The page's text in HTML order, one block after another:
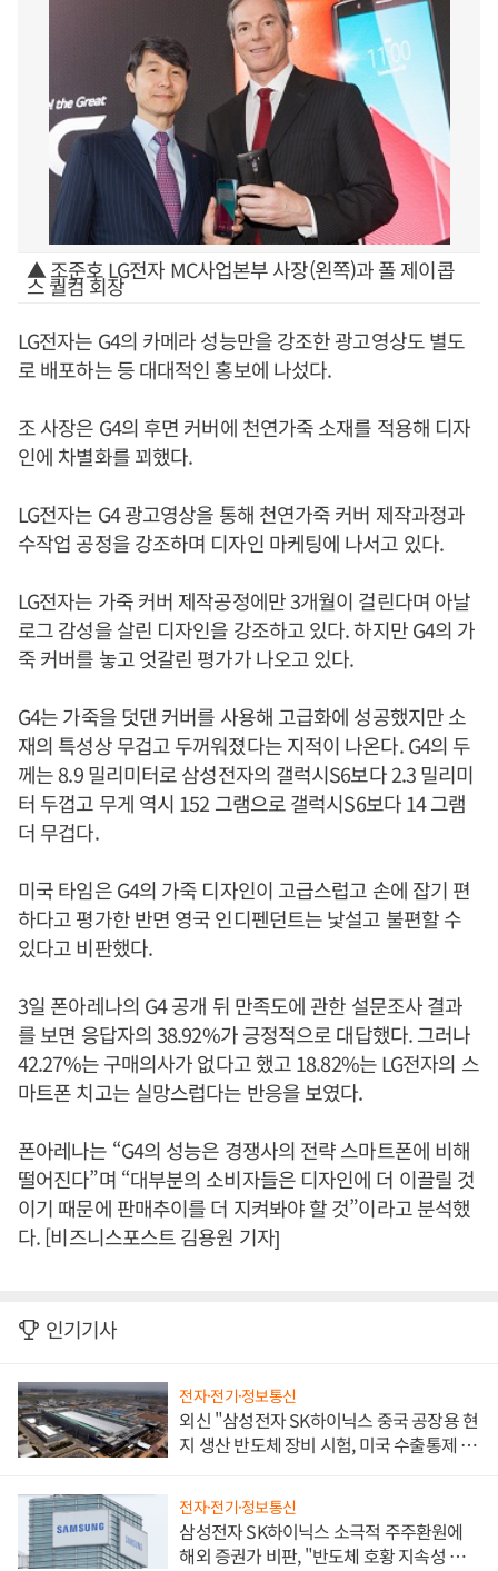
▲ 조준호 LG전자 MC사업본부 사장(왼쪽)과 폴 제이콥
스 퀄컴 회장
LG전자는 G4의 카메라 성능만을 강조한 광고영상도 별도
로 배포하는 등 대대적인 홍보에 나섰다.
조 사장은 G4의 후면 커버에 천연가죽 소재를 적용해 디자
인에 차별화를 꾀했다.
LG전자는 G4 광고영상을 통해 천연가죽 커버 제작과정과
수작업 공정을 강조하며 디자인 마케팅에 나서고 있다.
LG전자는 가죽 커버 제작공정에만 3개월이 걸린다며 아날
로그 감성을 살린 디자인을 강조하고 있다. 하지만 G4의 가
죽 커버를 놓고 엇갈린 평가가 나오고 있다.
G4는 가죽을 덧댄 커버를 사용해 고급화에 성공했지만 소
재의 특성상 무겁고 두꺼워졌다는 지적이 나온다. G4의 두
께는 8.9 밀리미터로 삼성전자의 갤럭시S6보다 2.3 밀리미
터 두껍고 무게 역시 152 그램으로 갤럭시S6보다 14 그램
더 무겁다.
미국 타임은 G4의 가죽 디자인이 고급스럽고 손에 잡기 편
하다고 평가한 반면 영국 인디펜던트는 낯설고 불편할 수
있다고 비판했다.
3일 폰아레나의 G4 공개 뒤 만족도에 관한 설문조사 결과
를 보면 응답자의 38.92%가 긍정적으로 대답했다. 그러나
42.27%는 구매의사가 없다고 했고 18.82%는 LG전자의 스
마트폰 치고는 실망스럽다는 반응을 보였다.
폰아레나는 “G4의 성능은 경쟁사의 전략 스마트폰에 비해
떨어진다”며 “대부분의 소비자들은 디자인에 더 이끌릴 것
이기 때문에 판매추이를 더 지켜봐야 할 것”이라고 분석했
다. [비즈니스포스트 김용원 기자]
인기기사
전자·전기·정보통신
외신 "삼성전자 SK하이닉스 중국 공장용 현
지 생산 반도체 장비 시험, 미국 수출통제 대
전자·전기·정보통신
삼성전자 SK하이닉스 소극적 주주환원에
해외 증권가 비판, "반도체 호황 지속성 의